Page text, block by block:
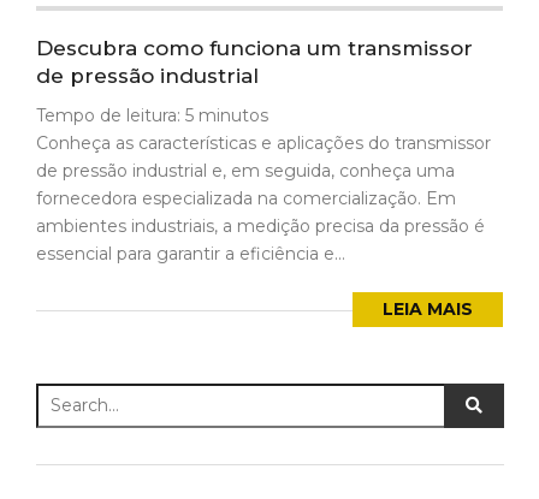
Descubra como funciona um transmissor
de pressão industrial
Tempo de leitura: 5 minutos
Conheça as características e aplicações do transmissor
de pressão industrial e, em seguida, conheça uma
fornecedora especializada na comercialização. Em
ambientes industriais, a medição precisa da pressão é
essencial para garantir a eficiência e...
LEIA MAIS